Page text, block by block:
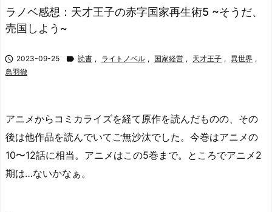
検索
ラノベ感想：天才王子の赤字国家再生術5 ~そうだ、
売国しよう~
 2023-09-25  読書 , ライトノベル , 国家経営 , 天才王子 , 異世界 ,
鳥羽徹
アニメからコミカライズを経て原作を読んだものの、その
後は他作品を読んでいてご無沙汰でした。今巻はアニメの
10〜12話に相当。アニメはこの5巻まで。ところでアニメ2
期は…ないかなぁ。